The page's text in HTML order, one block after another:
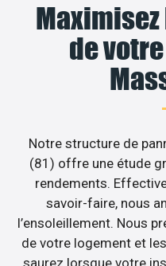
de
Notre structure de
(81) offre une étude
rendements.
savoir-faire, nous
l’ensoleillement. Nous
de votre logement et